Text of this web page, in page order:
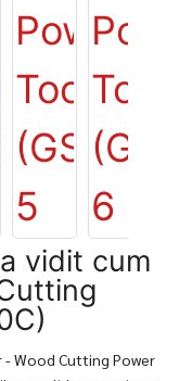
vidit cum
- Wood Cutting Power